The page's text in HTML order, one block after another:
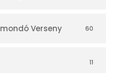
Verseny 60
11